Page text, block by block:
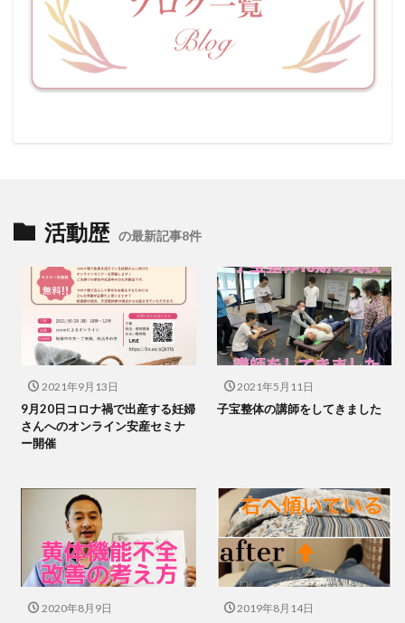
活動歴 の最新記事8件
2021年9月13日
9月20日コロナ禍で出産する妊婦
さんへのオンライン安産セミナ
ー開催
2021年5月11日
子宝整体の講師をしてきました
2020年8月9日 2019年8月14日